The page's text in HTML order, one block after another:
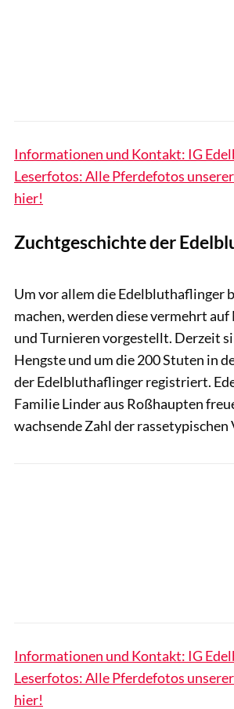
Informationen und Kontakt: IG
Leserfotos: Alle Pferdefotos
hier!
Zuchtgeschichte der
Um vor allem die Edelbluthaflinger
machen, werden diese vermehrt auf
und Turnieren vorgestellt. Derzeit
Hengste und um die 200 Stuten in
der Edelbluthaflinger registriert.
Familie Linder aus Roßhaupten
wachsende Zahl der rassetypischen
Informationen und Kontakt: IG
Leserfotos: Alle Pferdefotos
hier!